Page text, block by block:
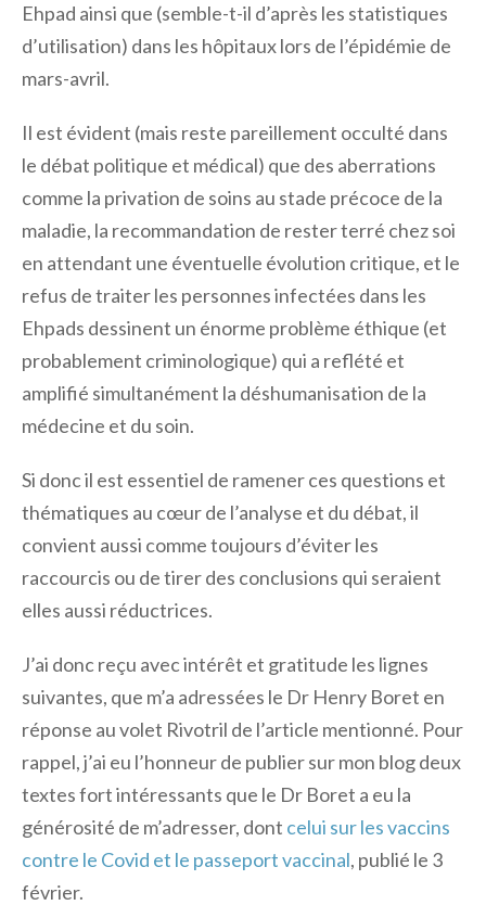
Ehpad ainsi que (semble-t-il d’après les statistiques
d’utilisation) dans les hôpitaux lors de l’épidémie de
mars-avril.
Il est évident (mais reste pareillement occulté dans
le débat politique et médical) que des aberrations
comme la privation de soins au stade précoce de la
maladie, la recommandation de rester terré chez soi
en attendant une éventuelle évolution critique, et le
refus de traiter les personnes infectées dans les
Ehpads dessinent un énorme problème éthique (et
probablement criminologique) qui a reflété et
amplifié simultanément la déshumanisation de la
médecine et du soin.
Si donc il est essentiel de ramener ces questions et
thématiques au cœur de l’analyse et du débat, il
convient aussi comme toujours d’éviter les
raccourcis ou de tirer des conclusions qui seraient
elles aussi réductrices.
J’ai donc reçu avec intérêt et gratitude les lignes
suivantes, que m’a adressées le Dr Henry Boret en
réponse au volet Rivotril de l’article mentionné. Pour
rappel, j’ai eu l’honneur de publier sur mon blog deux
textes fort intéressants que le Dr Boret a eu la
générosité de m’adresser, dont celui sur les vaccins
contre le Covid et le passeport vaccinal, publié le 3
février.